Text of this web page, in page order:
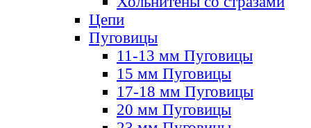
Цепи
Пуговицы
11-13 мм Пуговицы
15 мм Пуговицы
17-18 мм Пуговицы
20 мм Пуговицы